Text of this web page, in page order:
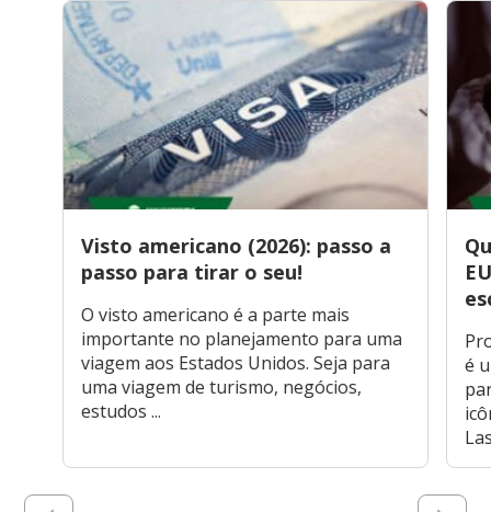
Visto americano (2026): passo a
passo para tirar o seu!
O visto americano é a parte mais
importante no planejamento para uma
viagem aos Estados Unidos. Seja para
uma viagem de turismo, negócios,
estudos ...
é